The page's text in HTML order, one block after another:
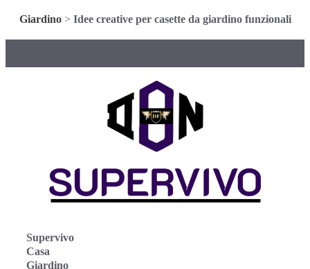
Giardino> Idee creative per casette da giardino funzionali
Supervivo
Casa
Giardino